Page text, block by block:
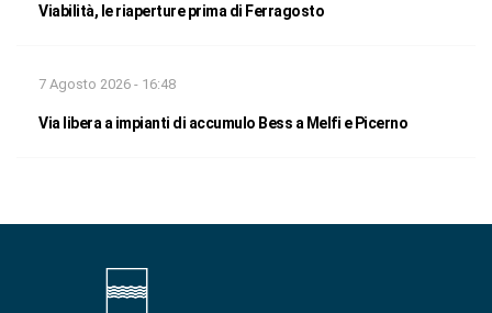
Viabilità, le riaperture prima di Ferragosto
7 Agosto 2026 - 16:48
Via libera a impianti di accumulo Bess a Melfi e Picerno